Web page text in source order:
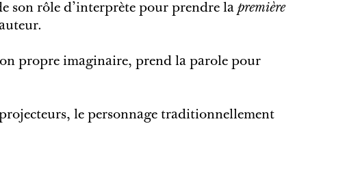
son rôle d’interprète pour prendre la première
propre imaginaire, prend la parole pour
le personnage traditionnellement